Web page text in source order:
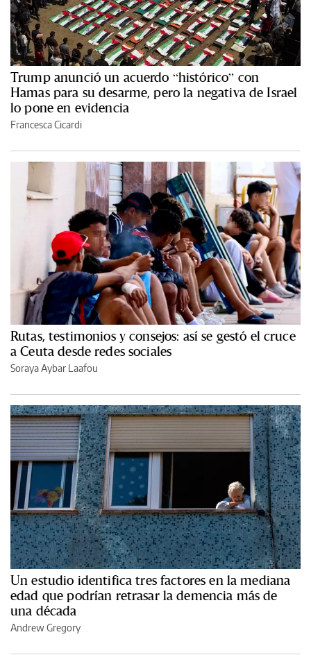
Trump anunció un acuerdo “histórico” con
Hamas para su desarme, pero la negativa de Israel
lo pone en evidencia
Francesca Cicardi
Rutas, testimonios y consejos: así se gestó el cruce
a Ceuta desde redes sociales
Soraya Aybar Laafou
Un estudio identifica tres factores en la mediana
edad que podrían retrasar la demencia más de
una década
Andrew Gregory